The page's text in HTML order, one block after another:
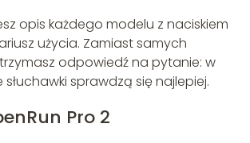
opis każdego modelu z naciskiem
użycia. Zamiast samych
odpowiedź na pytanie: w
sprawdzą się najlepiej.
Pro 2